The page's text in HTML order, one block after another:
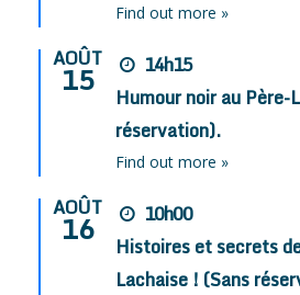
Find out more »
AOÛT
15
14h15
Humour noir au Père-
réservation).
Find out more »
AOÛT
16
10h00
Histoires et secrets
Lachaise ! (Sans